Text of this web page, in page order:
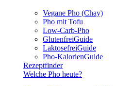
Vegane Pho (Chay)
Pho mit Tofu
Low-Carb-Pho
GlutenfreiGuide
LaktosefreiGuide
Pho-KalorienGuide
Rezeptfinder
Welche Pho heute?